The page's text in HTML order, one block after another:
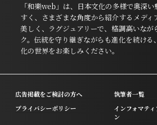
「和樂web」は、日本文化の多様で奥深
すく、さまざまな角度から紹介するメディ
美しく、ラグジュアリーで、格調高いなが
ク。伝統を守り継ぎながらも進化を続ける
化の世界をお楽しみください。
広告掲載をご検討の方へ
執筆者一覧
プライバシーポリシー
インフォマテ
ン